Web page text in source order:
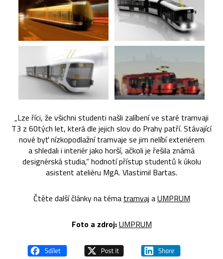
„Lze říci, že všichni studenti našli zalíbení ve staré tramvaji
T3 z 60tých let, která dle jejich slov do Prahy patří. Stávající
nové byť nízkopodlažní tramvaje se jim nelíbí exteriérem
a shledali i interiér jako horší, ačkoli je řešila známá
designérská studia,“ hodnotí přístup studentů k úkolu
asistent ateliéru MgA. Vlastimil Bartas.
Čtěte další články na téma tramvaj aUMPRUM
Foto a zdroj:UMPRUM